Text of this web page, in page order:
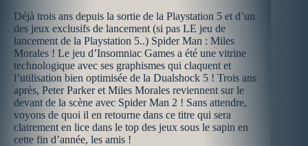
Déjà trois ans depuis la sortie de la Playstation 5 et d’un
des jeux exclusifs de lancement (si pas LE jeu de
lancement de la Playstation 5..) Spider Man : Miles
Morales ! Le jeu d’Insomniac Games a été une vitrine
technologique avec ses graphismes qui claquent et
l’utilisation bien optimisée de la Dualshock 5 ! Trois ans
après, Peter Parker et Miles Morales reviennent sur le
devant de la scène avec Spider Man 2 ! Sans attendre,
voyons de quoi il en retourne dans ce titre qui sera
clairement en lice dans le top des jeux sous le sapin en
cette fin d’année, les amis !